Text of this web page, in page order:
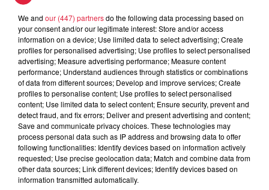
3 août 2026
Éclipse solaire le 12 août : où et
comment observer ce spectacle en...
Dans la même série
Horoscope du jeudi 6 août 2026
We and our (447) partnersdo the following data processing based on
your consent and/or our legitimate interest: Store and/or access
information on a device; Use limited data to select advertising; Create
profiles for personalised advertising; Use profiles to select personalised
advertising; Measure advertising performance; Measure content
performance; Understand audiences through statistics or combinations
of data from different sources; Develop and improve services; Create
profiles to personalise content; Use profiles to select personalised
content; Use limited data to select content; Ensure security, prevent and
detect fraud, and fix errors; Deliver and present advertising and content;
Save and communicate privacy choices. These technologies may
process personal data such as IP address and browsing data to offer
following functionalities: Identify devices based on information actively
requested; Use precise geolocation data; Match and combine data from
other data sources; Link different devices; Identify devices based on
information transmitted automatically.